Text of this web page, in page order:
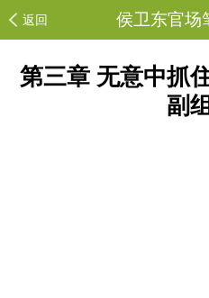
返回 侯卫东官场
第三章 无意中抓
副